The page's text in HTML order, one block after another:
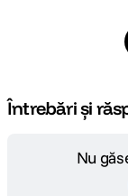
Filtrul PRO1D+
sa creati un efect de
Întrebări și
Nu